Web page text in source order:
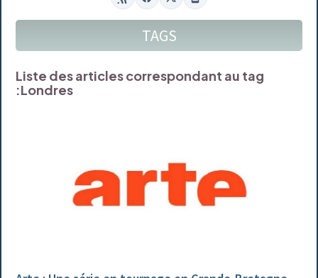
TAGS
Liste des articles correspondant au tag
:Londres